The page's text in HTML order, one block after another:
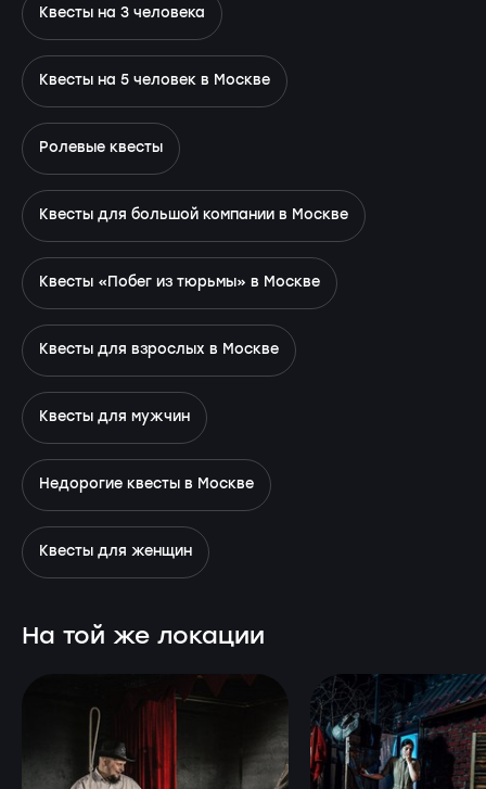
Квесты на 3 человека
Квесты на 5 человек в Москве
Ролевые квесты
Квесты для большой компании в Москве
Квесты «Побег из тюрьмы» в Москве
Квесты для взрослых в Москве
Квесты для мужчин
Недорогие квесты в Москве
Квесты для женщин
На той же локации